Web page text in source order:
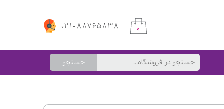
۰۲۱-۸۸۷۶۵۸۳۸ ۰
جستجو